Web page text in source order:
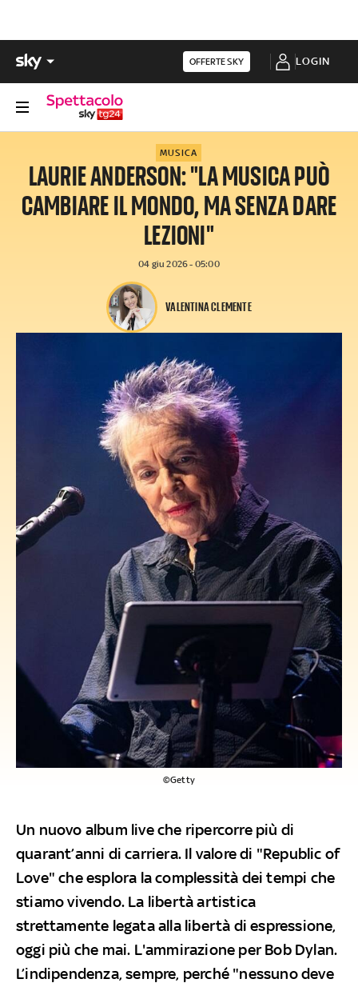
OFFERTE SKY LOGIN
MUSICA
LAURIE ANDERSON: "LA MUSICA PUÒ
CAMBIARE IL MONDO, MA SENZA DARE
LEZIONI"
04 giu 2026 - 05:00
VALENTINA CLEMENTE
©Getty
Un nuovo album live che ripercorre più di
quarant’anni di carriera. Il valore di "Republic of
Love" che esplora la complessità dei tempi che
stiamo vivendo. La libertà artistica
strettamente legata alla libertà di espressione,
oggi più che mai. L'ammirazione per Bob Dylan.
L’indipendenza, sempre, perché "nessuno deve